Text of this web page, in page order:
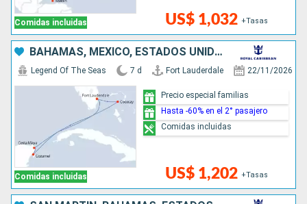
Comidas incluidas US$ 1,032 +Tasas
BAHAMAS, MÉXICO, ESTADOS UNIDOS
Comidas incluidas
Legend Of The Seas 7 d Fort Lauderdale 22/11/2026
US$ 1,202 +Tasas
Precio especial familias
Hasta -60% en el 2° pasajero
Comidas incluidas